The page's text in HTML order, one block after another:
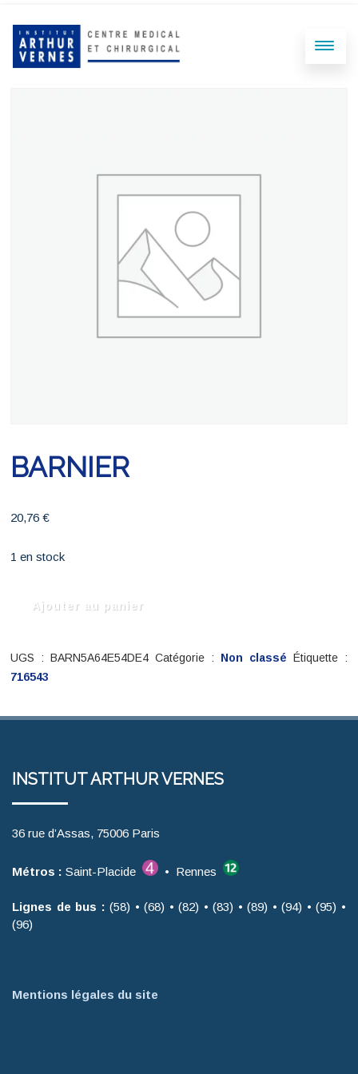
BARNIER
20,76€
1 en stock
Ajouter au panier
UGS :BARN5A64E54DE4 Catégorie : Non classé Étiquette :
716543
INSTITUT ARTHUR VERNES
36 rue d’Assas, 75006 Paris
Métros : Saint-Placide • Rennes
Lignes de bus : (58) • (68) • (82) • (83) • (89) • (94) • (95) •
(96)
Mentions légales du site